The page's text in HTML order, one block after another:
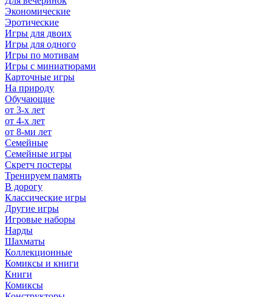
Экономические
Эротические
Игры для двоих
Игры для одного
Игры по мотивам
Игры с миниатюрами
Карточные игры
На природу
Обучающие
от 3-х лет
от 4-х лет
от 8-ми лет
Семейные
Семейные игры
Скретч постеры
Тренируем память
В дорогу
Классические игры
Другие игры
Игровые наборы
Нарды
Шахматы
Коллекционные
Комиксы и книги
Книги
Комиксы